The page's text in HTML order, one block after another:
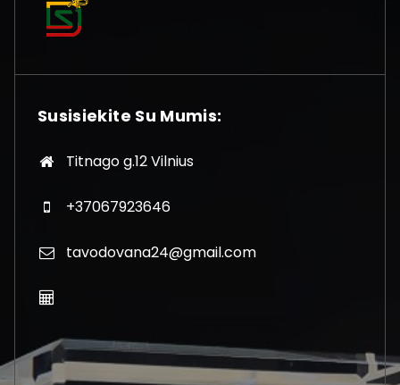
Susisiekite Su Mumis:
Titnago g.12 Vilnius
+37067923646
tavodovana24@gmail.com